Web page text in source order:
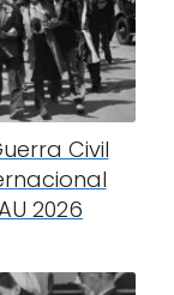
Civil
2026